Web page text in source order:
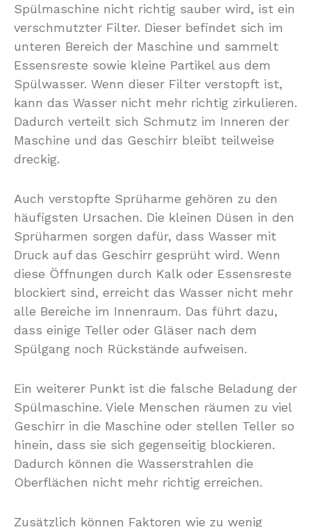
Spülmaschine nicht richtig sauber wird, ist ein
verschmutzter Filter. Dieser befindet sich im
unteren Bereich der Maschine und sammelt
Essensreste sowie kleine Partikel aus dem
Spülwasser. Wenn dieser Filter verstopft ist,
kann das Wasser nicht mehr richtig zirkulieren.
Dadurch verteilt sich Schmutz im Inneren der
Maschine und das Geschirr bleibt teilweise
dreckig.
Auch verstopfte Sprüharme gehören zu den
häufigsten Ursachen. Die kleinen Düsen in den
Sprüharmen sorgen dafür, dass Wasser mit
Druck auf das Geschirr gesprüht wird. Wenn
diese Öffnungen durch Kalk oder Essensreste
blockiert sind, erreicht das Wasser nicht mehr
alle Bereiche im Innenraum. Das führt dazu,
dass einige Teller oder Gläser nach dem
Spülgang noch Rückstände aufweisen.
Ein weiterer Punkt ist die falsche Beladung der
Spülmaschine. Viele Menschen räumen zu viel
Geschirr in die Maschine oder stellen Teller so
hinein, dass sie sich gegenseitig blockieren.
Dadurch können die Wasserstrahlen die
Oberflächen nicht mehr richtig erreichen.
Zusätzlich können Faktoren wie zu wenig